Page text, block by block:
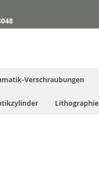
Verschraubungen
Lithographie